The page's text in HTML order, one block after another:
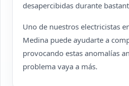
desapercibidas durante
Uno de nuestros electricistas
Medina puede ayudarte a
provocando estas anomalías
problema vaya a más.